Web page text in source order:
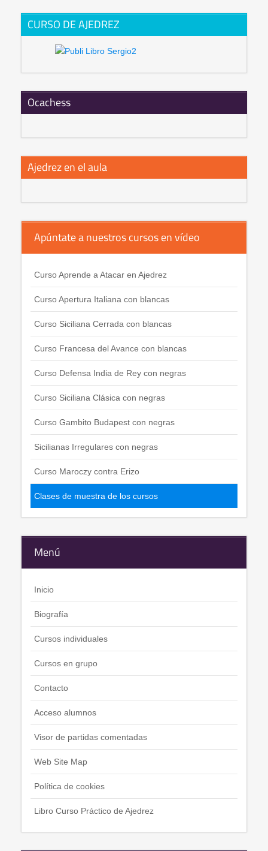
CURSO DE AJEDREZ
Ocachess
Ajedrez en el aula
Apúntate a nuestros cursos en vídeo
Curso Aprende a Atacar en Ajedrez
Curso Apertura Italiana con blancas
Curso Siciliana Cerrada con blancas
Curso Francesa del Avance con blancas
Curso Defensa India de Rey con negras
Curso Siciliana Clásica con negras
Curso Gambito Budapest con negras
Sicilianas Irregulares con negras
Curso Maroczy contra Erizo
Clases de muestra de los cursos
Menú
Inicio
Biografía
Cursos individuales
Cursos en grupo
Contacto
Acceso alumnos
Visor de partidas comentadas
Web Site Map
Política de cookies
Libro Curso Práctico de Ajedrez